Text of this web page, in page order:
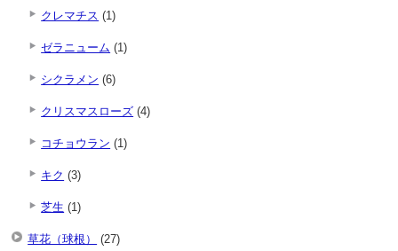
クレマチス (1)
ゼラニューム (1)
シクラメン (6)
クリスマスローズ (4)
コチョウラン (1)
キク (3)
芝生 (1)
草花（球根）
(27)